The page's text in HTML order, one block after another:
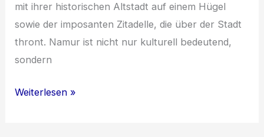
mit ihrer historischen Altstadt auf einem Hügel
sowie der imposanten Zitadelle, die über der Stadt
thront. Namur ist nicht nur kulturell bedeutend,
sondern
Die
Weiterlesen »